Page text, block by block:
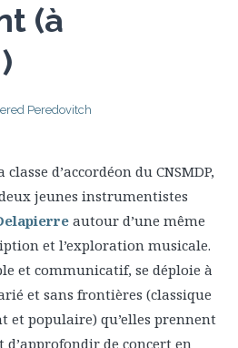
(à
Peredovitch
d’accordéon du CNSMDP,
jeunes instrumentistes
autour d’une même
et l’exploration musicale.
et communicatif, se déploie à
et sans frontières (classique
et populaire) qu’elles prennent
d’approfondir de concert en